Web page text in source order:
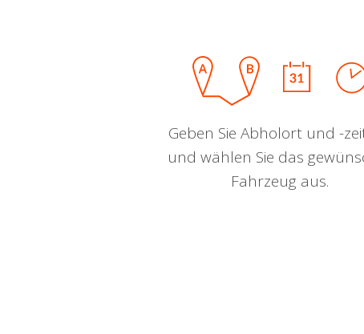
Geben Sie Abholort und -
und wählen Sie das
Fahrzeug aus.